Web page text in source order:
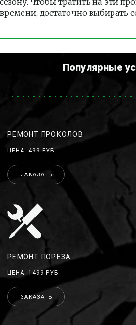
сезону. Чтобы тратить на эти
времени, достаточно выбирать
Популярные
РЕМОНТ ПРОКОЛОВ
ЦЕНА: 499 РУБ.
ЗАКАЗАТЬ
РЕМОНТ ПОРЕЗА
ЦЕНА: 1499 РУБ.
ЗАКАЗАТЬ